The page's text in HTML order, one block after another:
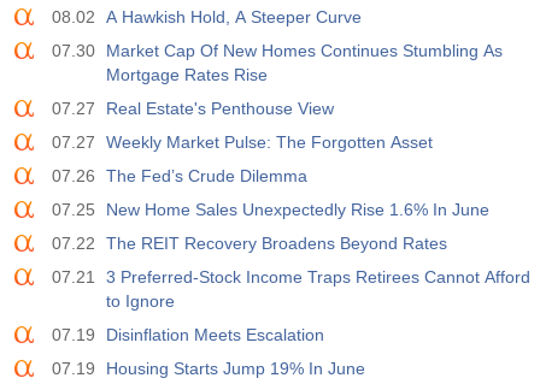
実際
47.4
期待
51.9
51.2
14:00
USD
ISM非製造業価格
70.3
62.0
67.7
14:30
USD
EIA週間原油在庫
実際
期待
前
14:30
USD
EIAクッシングの原油備蓄の変化
08.02
A Hawkish Hold, A Steeper Curve
07.30
Market Cap Of New Homes Continues Stumbling As
Mortgage Rates Rise
07.27
Real Estate's Penthouse View
07.27
Weekly Market Pulse: The Forgotten Asset
07.26
The Fed’s Crude Dilemma
07.25
New Home Sales Unexpectedly Rise 1.6% In June
07.22
The REIT Recovery Broadens Beyond Rates
07.21
3 Preferred-Stock Income Traps Retirees Cannot Afford
to Ignore
07.19
Disinflation Meets Escalation
07.19
Housing Starts Jump 19% In June